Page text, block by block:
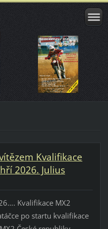
Kvalifikace
2026. Julius
Kvalifikace MX2
po startu kvalifikace